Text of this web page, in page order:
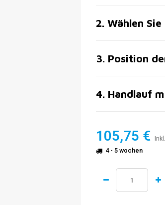
2. Wählen
3. Position
4. Handlauf
105,75 €
4 - 5 wochen